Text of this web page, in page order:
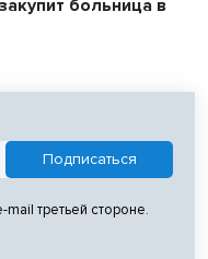
больница в
третьей стороне.